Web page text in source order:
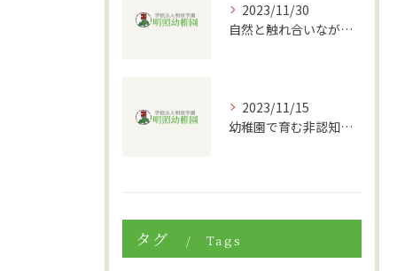
2023/11/30
自然と触れ合いながら学ぶ！幼児教育において重要な環境と生物観察の取り組み
2023/11/15
幼稚園で育む非認知的能力「好奇心」の大切さとは？
タグ Tags